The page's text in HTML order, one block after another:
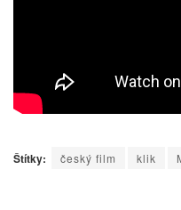
Štítky: český film klik